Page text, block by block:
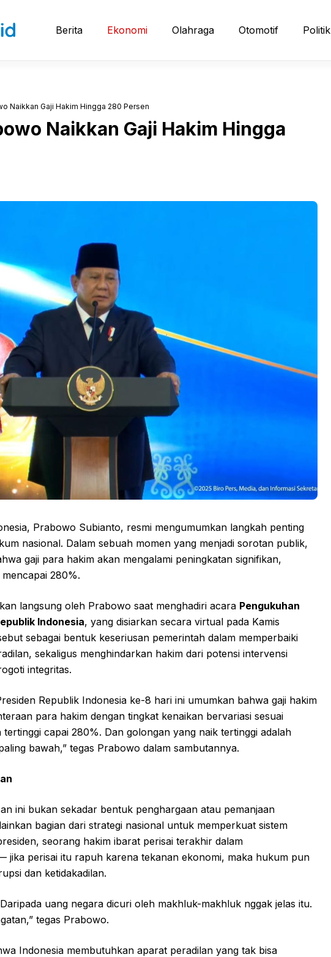
Berita Ekonomi Olahraga Otomotif Politik
Naikkan Gaji Hakim Hingga 280 Persen
Naikkan Gaji Hakim Hingga
Prabowo Subianto, resmi mengumumkan langkah penting
nasional. Dalam sebuah momen yang menjadi sorotan publik,
gaji para hakim akan mengalami peningkatan signifikan,
280%.
langsung oleh Prabowo saat menghadiri acara Pengukuhan
Indonesia, yang disiarkan secara virtual pada Kamis
sebagai bentuk keseriusan pemerintah dalam memperbaiki
sekaligus menghindarkan hakim dari potensi intervensi
integritas.
Republik Indonesia ke-8 hari ini umumkan bahwa gaji hakim
para hakim dengan tingkat kenaikan bervariasi sesuai
capai 280%. Dan golongan yang naik tertinggi adalah
bawah,” tegas Prabowo dalam sambutannya.
ini bukan sekadar bentuk penghargaan atau pemanjaan
bagian dari strategi nasional untuk memperkuat sistem
seorang hakim ibarat perisai terakhir dalam
jika perisai itu rapuh karena tekanan ekonomi, maka hukum pun
dan ketidakadilan.
uang negara dicuri oleh makhluk-makhluk nggak jelas itu.
tegas Prabowo.
Indonesia membutuhkan aparat peradilan yang tak bisa